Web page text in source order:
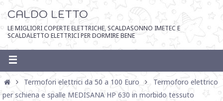
CALDO LETTO
LE MIGLIORI COPERTE ELETTRICHE, SCALDASONNO IMETEC E
SCALDALETTO ELETTRICI PER DORMIRE BENE
Termofori elettrici da 50 a 100 Euro
Termoforo elettrico
per schiena e spalle MEDISANA HP 630 in morbido tessuto